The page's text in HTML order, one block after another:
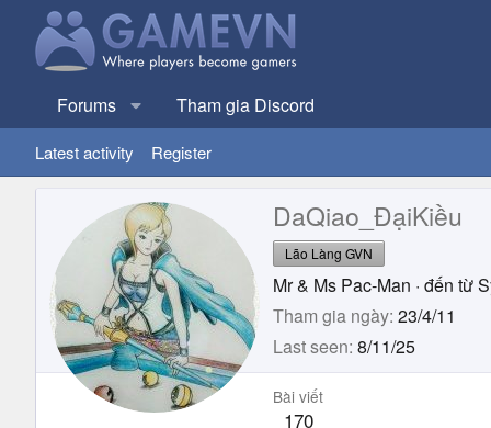
Forums Tham gia Discord
Latest activity Register
DaQiao_ĐạiKiều
Lão Làng GVN
Mr & Ms Pac-Man · đến từ
Tham gia ngày 23/4/11
Last seen 8/11/25
Bài viết
170